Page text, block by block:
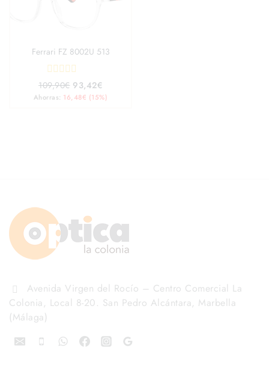
Ferrari FZ 8002U 513
0
out
of
109,90€ 93,42€
Ahorras: 16,48€ (15%)
Avenida Virgen del Rocío – Centro Comercial La
Colonia, Local 8-20. San Pedro Alcántara, Marbella
(Málaga)